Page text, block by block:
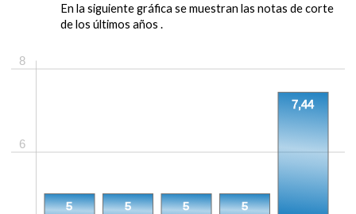
En la siguiente gráfica se muestran las notas de corte
de los últimos años .
8
6
5 5 5 5
7,44